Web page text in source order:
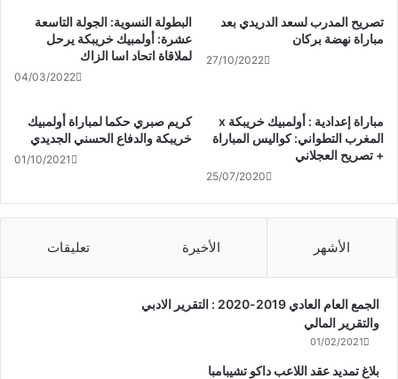
البطولة النسوية: الجولة التاسعة
عشرة: أولمبيك خريبكة يرحل
لملاقاة اتحاد اسا الزاك
04/03/2022
تصريح المدرب لسعد الدريدي بعد
مباراة نهضة بركان
27/10/2022
كريم صبري حكما لمباراة أولمبيك
خريبكة والدفاع الحسني الجديدي
01/10/2021
مباراة إعدادية : أولمبيك خريبكة x
المغرب التطواني: كواليس المباراة
+ تصريح العجلاني
25/07/2020
الأشهر الأخيرة تعليقات
الجمع العام العادي 2019-2020 : التقرير الادبي
والتقرير المالي
01/02/2021
بلاغ تمديد عقد اللاعب داكو تشيبامبا